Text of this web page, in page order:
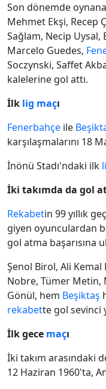
Son dönemde
Mehmet Ekşi, Recep
Sağlam, Necip Uysal,
Marcelo Guedes,
Soczynski, Saffet
kalelerine gol attı.
İlk lig maçı
Fenerbahçe ile
karşılaşmalarını 18
İnönü Stadı'ndaki ilk
İki takımda da gol
Rekabetin 99 yıllık
giyen oyunculardan
gol atma başarısına
Şenol Birol, Ali
Nobre, Tümer Metin,
Gönül, hem Beşiktaş
rekabette gol sevinci
İlk gece maçı
İki takım arasındaki
12 Haziran 1960'ta,